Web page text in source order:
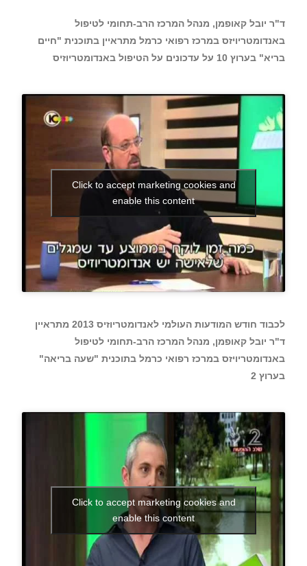
ד"ר יובל קאופמן, מנהל המרכז הרב-תחומי לטיפול
באנדומטריויזס במרכז רפואי כרמל מתראיין בתוכנית "חיים
בריא" בערוץ 10 על עדכונים על הטיפול באנדומטריוזיס
Click to accept marketing cookies and
enable this content
לכבוד חודש המודעות העולמי לאנדומטריוזיס 2013 מתראיין
ד"ר יובל קאופמן, מנהל המרכז הרב-תחומי לטיפול
באנדומטריויזס במרכז רפואי כרמל בתוכנית "שעה בריאה"
בערוץ 2
Click to accept marketing cookies and
enable this content